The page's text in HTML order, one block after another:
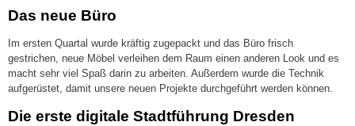
Das neue Büro
Im ersten Quartal wurde kräftig zugepackt und das Büro frisch
gestrichen, neue Möbel verleihen dem Raum einen anderen Look und es
macht sehr viel Spaß darin zu arbeiten. Außerdem wurde die Technik
aufgerüstet, damit unsere neuen Projekte durchgeführt werden können.
Die erste digitale Stadtführung Dresden